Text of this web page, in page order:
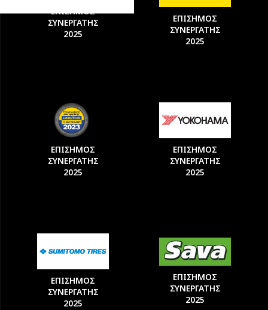
ΕΠΙΣΗΜΟΣ
ΣΥΝΕΡΓΑΤΗΣ
2025
ΕΠΙΣΗΜΟΣ
ΣΥΝΕΡΓΑΤΗΣ
2025
ΕΠΙΣΗΜΟΣ
ΣΥΝΕΡΓΑΤΗΣ
2025
ΕΠΙΣΗΜΟΣ
ΣΥΝΕΡΓΑΤΗΣ
2025
ΕΠΙΣΗΜΟΣ
ΣΥΝΕΡΓΑΤΗΣ
2025
ΕΠΙΣΗΜΟΣ
ΣΥΝΕΡΓΑΤΗΣ
2025